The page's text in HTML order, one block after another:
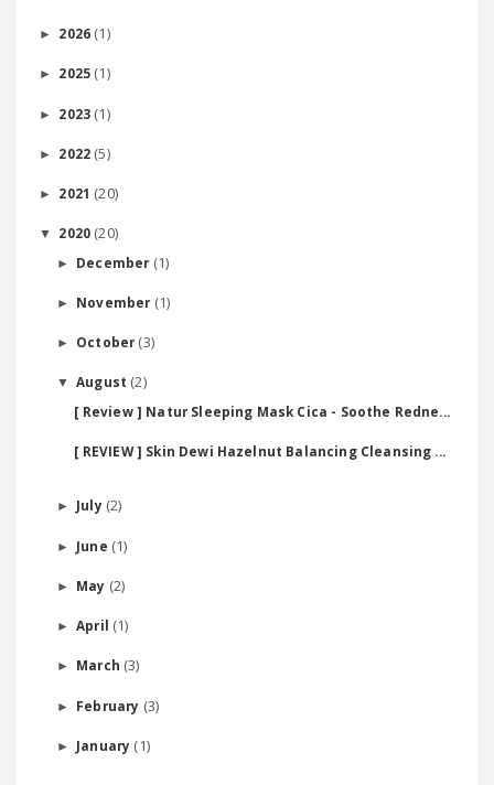
► 2026 (1)
► 2025 (1)
► 2023 (1)
► 2022 (5)
► 2021 (20)
▼ 2020 (20)
► December (1)
► November (1)
► October(3)
▼August (2)
[ Review ] Natur Sleeping Mask Cica - Soothe Redne...
[ REVIEW ] Skin Dewi Hazelnut Balancing Cleansing ...
► July (2)
► June (1)
► May (2)
►April (1)
► March (3)
► February (3)
► January (1)